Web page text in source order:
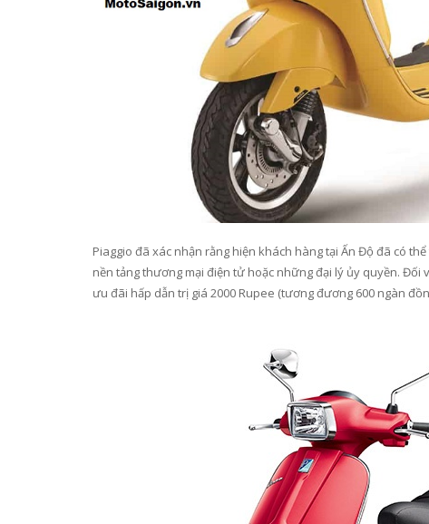
Piaggio đã xác nhận rằng hiện khách hàng tại Ấn Độ đã có
nền tảng thương mại điện tử hoặc những đại lý ủy quyền.
ưu đãi hấp dẫn trị giá 2000 Rupee (tương đương 600 ngàn